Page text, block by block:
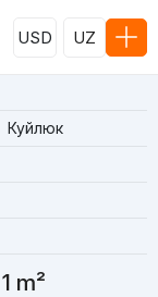
USD UZ
Куйлюк
m²